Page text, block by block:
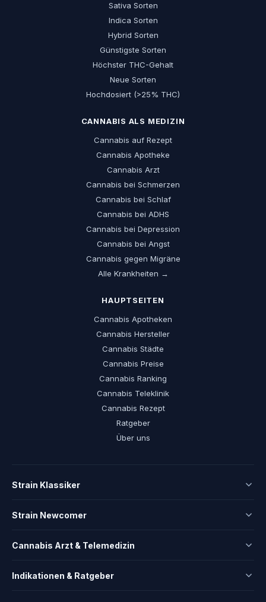
Sativa Sorten
Indica Sorten
Hybrid Sorten
Günstigste Sorten
Höchster THC-Gehalt
Neue Sorten
Hochdosiert (>25% THC)
CANNABIS ALS MEDIZIN
Cannabis auf Rezept
Cannabis Apotheke
Cannabis Arzt
Cannabis bei Schmerzen
Cannabis bei Schlaf
Cannabis bei ADHS
Cannabis bei Depression
Cannabis bei Angst
Cannabis gegen Migräne
Alle Krankheiten →
HAUPTSEITEN
Cannabis Apotheken
Cannabis Hersteller
Cannabis Städte
Cannabis Preise
Cannabis Ranking
Cannabis Teleklinik
Cannabis Rezept
Ratgeber
Über uns
Strain Klassiker
Strain Newcomer
Cannabis Arzt & Telemedizin
Indikationen & Ratgeber